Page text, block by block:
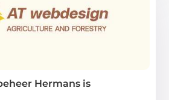
Hermans is